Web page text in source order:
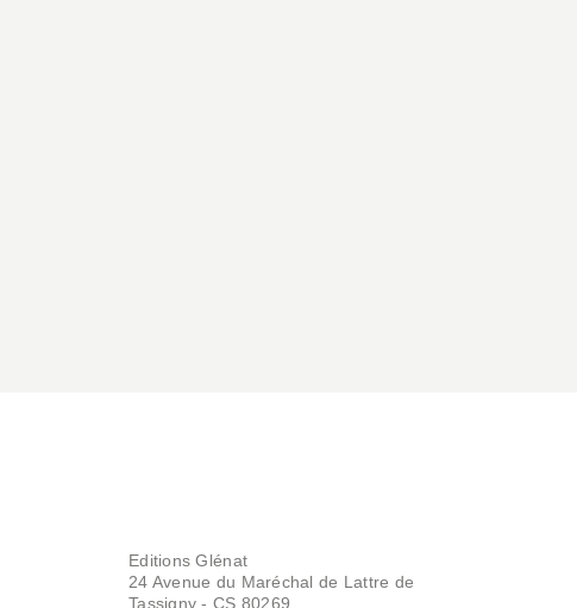
Editions Glénat
24 Avenue du Maréchal de Lattre de
Tassigny - CS 80269